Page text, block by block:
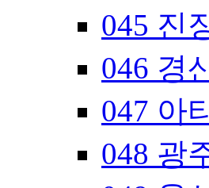
045 진
046 경
047 아
048 광